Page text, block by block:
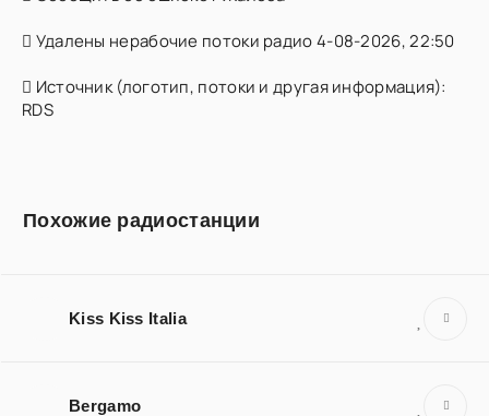
Удалены нерабочие потоки радио 4-08-2026, 22:50
Источник (логотип, потоки и другая информация):
RDS
Похожие радиостанции
Kiss Kiss Italia
Bergamo